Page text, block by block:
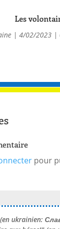
Les
| 4/02/2023|
pour
ukrainien: